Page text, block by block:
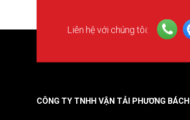
Liên hệ với chúng tôi:
CÔNG TY TNHH VẬN TẢI PHƯƠNG BÁCH